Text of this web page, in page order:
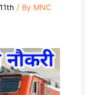
/ By MNC